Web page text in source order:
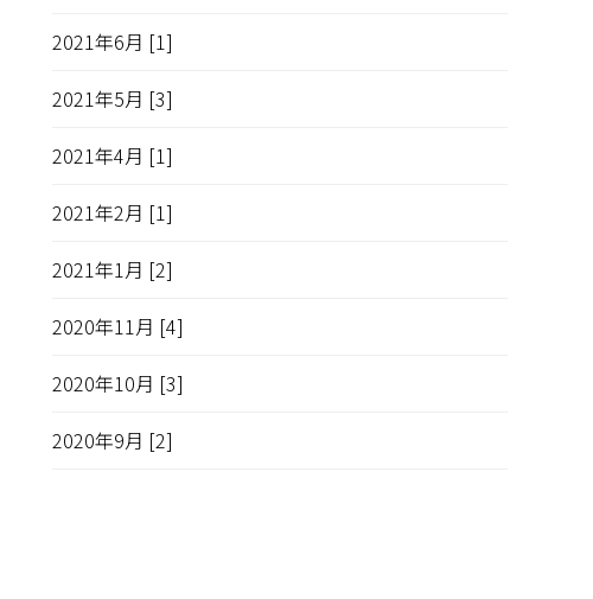
2021年6月 [1]
2021年5月 [3]
2021年4月 [1]
2021年2月 [1]
2021年1月 [2]
2020年11月 [4]
2020年10月 [3]
2020年9月 [2]